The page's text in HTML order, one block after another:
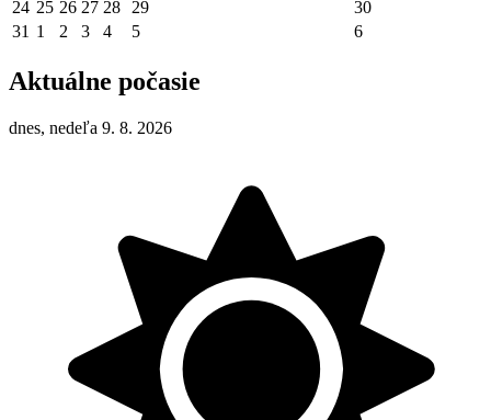
24 25 26 27 28 29
30
31 1 2 3 4 5 6
Aktuálne počasie
dnes, nedeľa 9. 8. 2026